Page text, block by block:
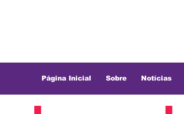
Página Inicial Sobre Notícias